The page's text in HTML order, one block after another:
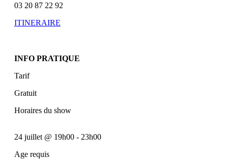
03 20 87 22 92
ITINERAIRE
INFO PRATIQUE
Tarif
Gratuit
Horaires du show
24 juillet @ 19h00 - 23h00
Age requis